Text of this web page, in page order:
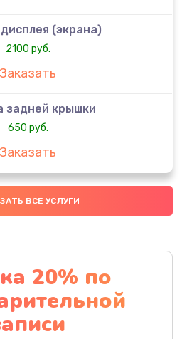
(экрана)
2100 руб.
Заказать
задней крышки
650 руб.
Заказать
аккумулятора
4000 руб.
платы
1100 руб.
Заказать
ВСЕ УСЛУГИ
20% по